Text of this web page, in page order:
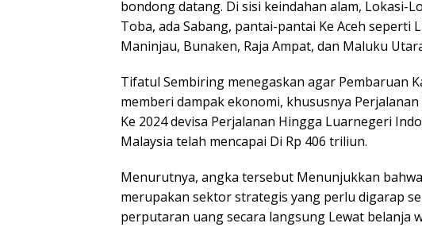
bondong datang. Di sisi keindahan alam, Lokasi-
Toba, ada Sabang, pantai-pantai Ke Aceh seperti
Maninjau, Bunaken, Raja Ampat, dan Maluku
Tifatul Sembiring menegaskan agar Pembaruan
memberi dampak ekonomi, khususnya
Ke 2024 devisa Perjalanan Hingga Luarnegeri
Malaysia telah mencapai Di Rp 406 triliun.
Menurutnya, angka tersebut Menunjukkan
merupakan sektor strategis yang perlu digarap
perputaran uang secara langsung Lewat belanja